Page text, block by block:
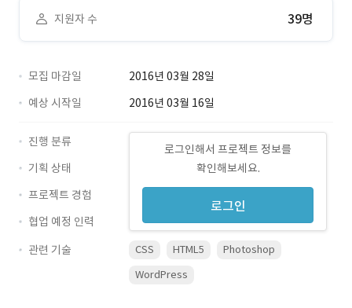
지원자 수 39명
모집 마감일
2016년 03월 28일
예상 시작일
2016년 03월 16일
로그인해서 프로젝트 정보를
확인해보세요.
로그인
진행 분류
기획 상태
프로젝트 경험
협업 예정 인력
관련 기술
CSS HTML5
Photoshop
WordPress